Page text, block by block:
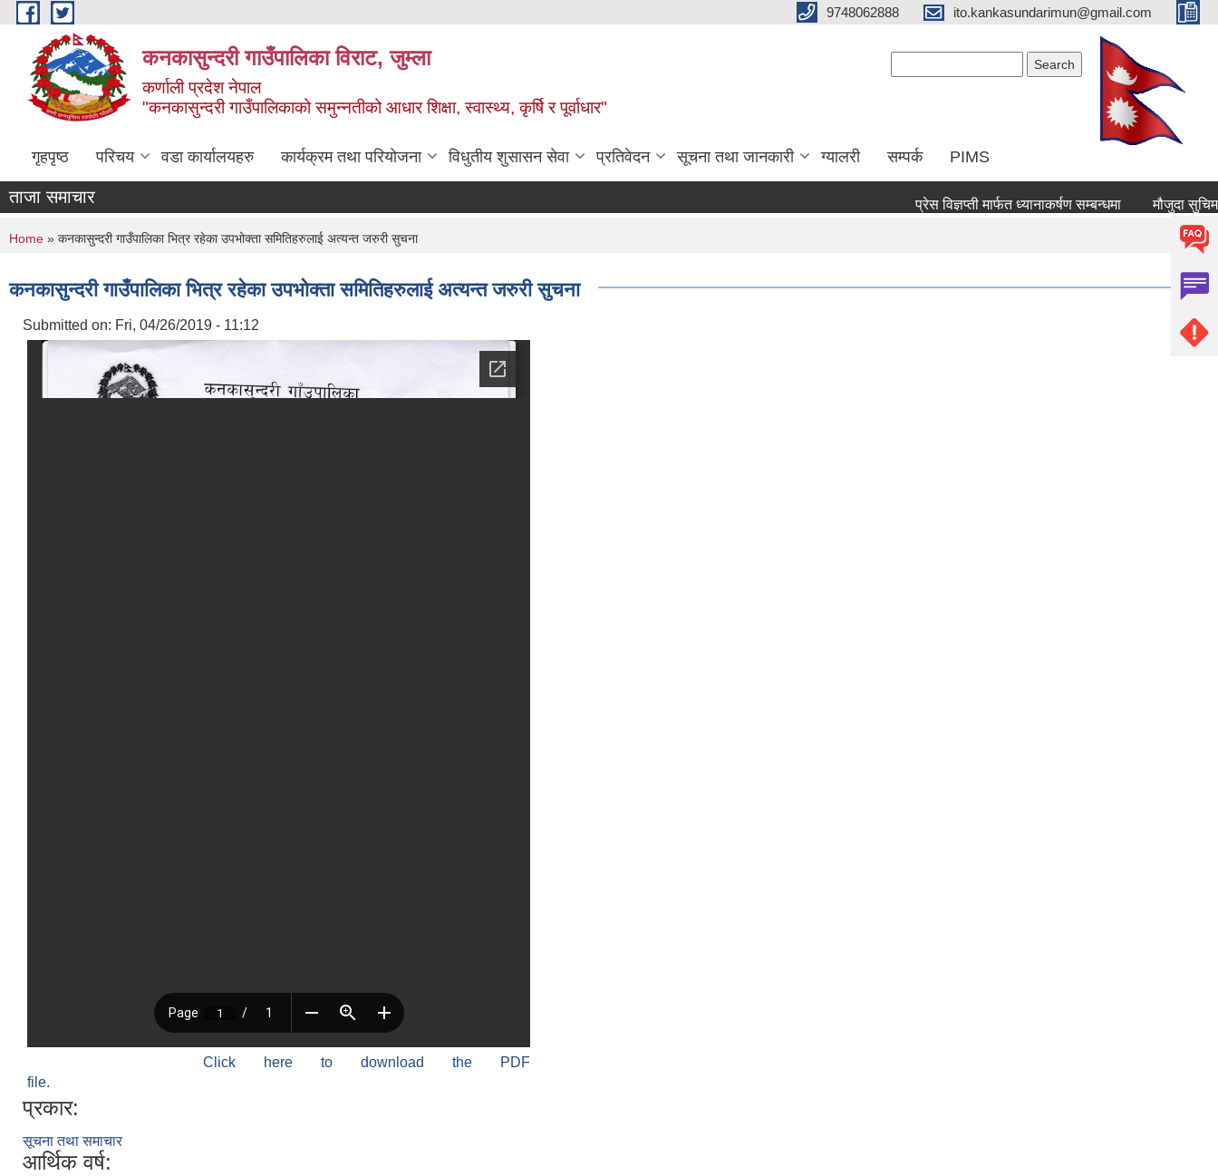
Skip to main content 9748062888 ito.kankasundarimun@gmail.com
कनकासुन्दरी गाउँपालिका विराट, जुम्ला
कर्णाली प्रदेश नेपाल
"कनकासुन्दरी गाउँपालिकाको समुन्नतीको आधार शिक्षा, स्वास्थ्य, कृर्षि र पूर्वाधार"
गृहपृष्ठ परिचय वडा कार्यालयहरु कार्यक्रम तथा परियोजना विधुतीय शुसासन सेवा प्रतिवेदन सूचना तथा जानकारी ग्यालरी सम्पर्क PIMS
ताजा समाचार प्रेस विज्ञप्ती मार्फत ध्यानाकर्षण सम्बन्धमा मौजुदा सुचिमा दर्ता
You are here
Home » कनकासुन्दरी गाउँपालिका भित्र रहेका उपभोक्ता समितिहरुलाई अत्यन्त जरुरी सुचना
कनकासुन्दरी गाउँपालिका भित्र रहेका उपभोक्ता समितिहरुलाई अत्यन्त जरुरी सुचना
Submitted on: Fri, 04/26/2019 - 11:12
Click here to download the PDF
file.
प्रकार:
सूचना तथा समाचार
आर्थिक वर्ष: